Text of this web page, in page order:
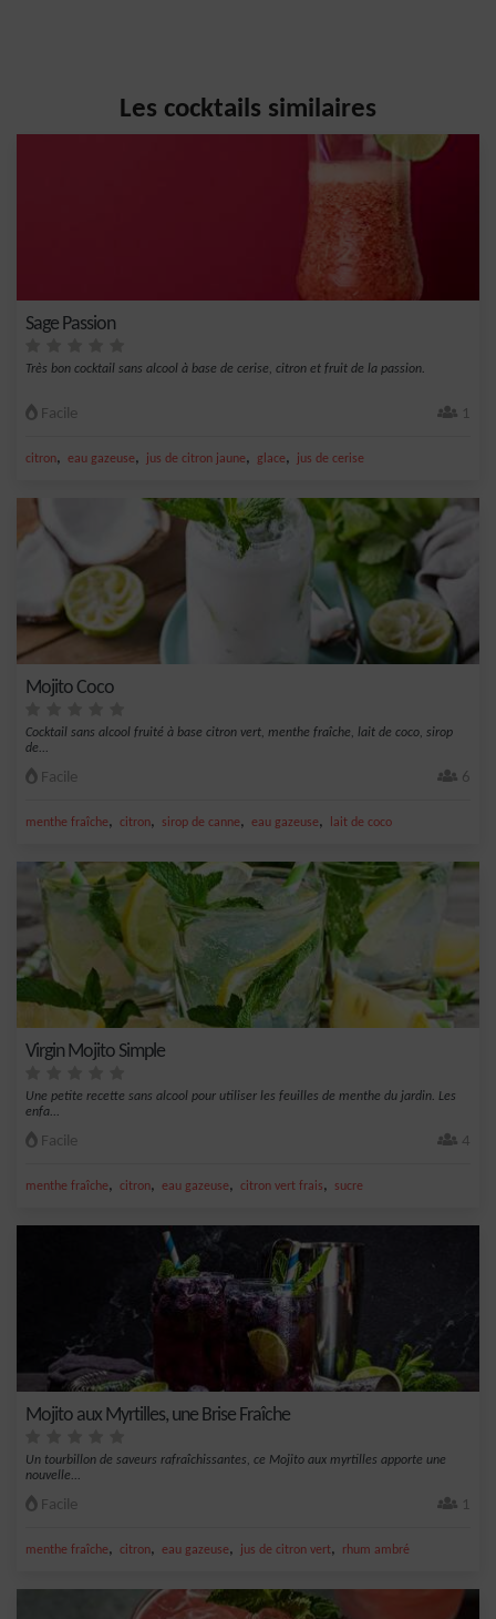
Les cocktails similaires
Sage Passion
Très bon cocktail sans alcool à base de cerise, citron et fruit de la passion.
Facile 1
citron, eau gazeuse, jus de citron jaune, glace, jus de cerise
Mojito Coco
Cocktail sans alcool fruité à base citron vert, menthe fraîche, lait de coco, sirop
de...
Facile 6
menthe fraîche, citron, sirop de canne, eau gazeuse, lait de coco
Virgin Mojito Simple
Une petite recette sans alcool pour utiliser les feuilles de menthe du jardin. Les
enfa...
Facile 4
menthe fraîche, citron, eau gazeuse, citron vert frais, sucre
Mojito aux Myrtilles, une Brise Fraîche
Un tourbillon de saveurs rafraîchissantes, ce Mojito aux myrtilles apporte une
nouvelle...
Facile 1
menthe fraîche, citron, eau gazeuse, jus de citron vert, rhum ambré